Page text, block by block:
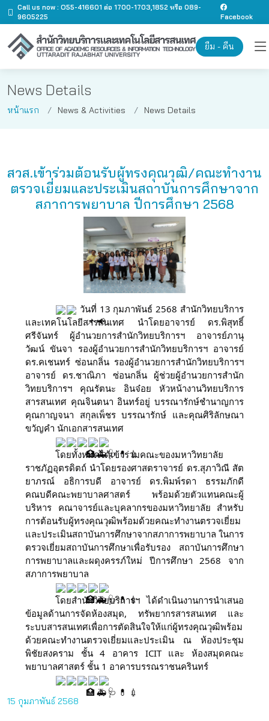
Call us now : O55-416601 ต่อ 1700-1703,1852 หรือ 089-
9605225
Facebook
ยืม - คืน
News Details
หน้าแรก News & Activities News Details
สวส.เข้าร่วมต้อนรับผู้ทรงคุณวุฒิ/คณะทํางาน
ตรวจเยี่ยมและประเมินสถาบันการศึกษาจาก
สภาการพยาบาล ปีการศึกษา 2568
วันที่ 13 กุมภาพันธ์ 2568 สำนักวิทยบริการ
และเทคโนโลยีสารสนเทศ นำโดยอาจารย์ ดร.พิสุทธิ์
ศรีจันทร์ ผู้อำนวยการสำนักวิทยบริการฯ อาจารย์ภานุ
วัฒน์ ขันจา รองผู้อำนวยการสำนักวิทยบริการฯ อาจารย์
ดร.คเชนทร์ ซ่อนกลิ่น รองผู้อำนวยการสำนักวิทยบริการฯ
อาจารย์ ดร.ชาณิภา ซ่อนกลิ่น ผู้ช่วยผู้อำนวยการสำนัก
วิทยบริการฯ คุณรัตนะ อินจ๋อย หัวหน้างานวิทยบริการ
สารสนเทศ คุณจินตนา อินทร์อยู่ บรรณารักษ์ชำนาญการ
คุณกาญจนา สกุลเพ็ชร บรรณารักษ์ และคุณศิริลักษณา
ขวัญคำ นักเอกสารสนเทศ
โดยทั้งหมดได้เข้าร่วมคณะของมหาวิทยาลัย
ราชภัฏอุตรดิตถ์ นำโดยรองศาสตราจารย์ ดร.สุภาวิณี สัต
ยาภรณ์ อธิการบดี อาจารย์ ดร.พิมพ์รดา ธรรมภักดี
คณบดีคณะพยาบาลศาสตร์ พร้อมด้วยตัวแทนคณะผู้
บริหาร คณาจารย์และบุคลากรของมหาวิทยาลัย สำหรับ
การต้อนรับผู้ทรงคุณวุฒิพร้อมด้วยคณะทํางานตรวจเยี่ยม
และประเมินสถาบันการศึกษาจากสภาการพยาบาล ในการ
ตรวจเยี่ยมสถาบันการศึกษาเพื่อรับรอง สถาบันการศึกษา
การพยาบาลและผดุงครรภ์ใหม่ ปีการศึกษา 2568 จาก
สภาการพยาบาล
โดยสำนักวิทยบริการฯ ได้ดำเนินงานการนำเสนอ
ข้อมูลด้านการจัดห้องสมุด, ทรัพยากรสารสนเทศ และ
ระบบสารสนเทศเพื่อการตัดสินใจให้แก่ผู้ทรงคุณวุฒิพร้อม
ด้วยคณะทํางานตรวจเยี่ยมและประเมิน ณ ห้องประชุม
พิชัยสงคราม ชั้น 4 อาคาร ICIT และ ห้องสมุดคณะ
พยาบาลศาสตร์ ชั้น 1 อาคารบรรณราชนครินทร์
15 กุมภาพันธ์ 2568